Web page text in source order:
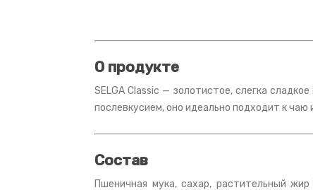
О продукте
SELGA Classic — золотистое, слегка
послевкусием, оно идеально подходит к
Состав
Пшеничная мука, сахар, растительный